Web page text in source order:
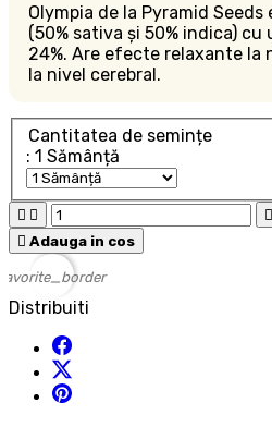
Olympia de la Pyramid
(50% sativa și 50% indica)
24%. Are efecte relaxante la
la nivel cerebral.
Cantitatea de semințe
: 1 Sămânță
  
 Adauga in cos
favorite_border
Distribuiti